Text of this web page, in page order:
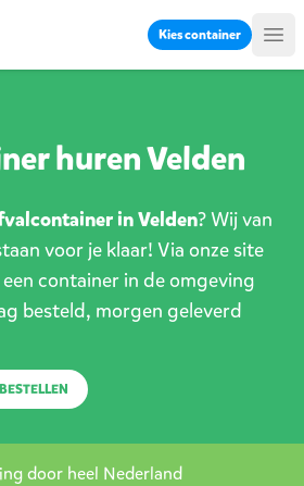
Kies container
huren Velden
in Velden? Wij van
voor je klaar! Via onze site
container in de omgeving
besteld, morgen geleverd
BESTELLEN
door heel Nederland